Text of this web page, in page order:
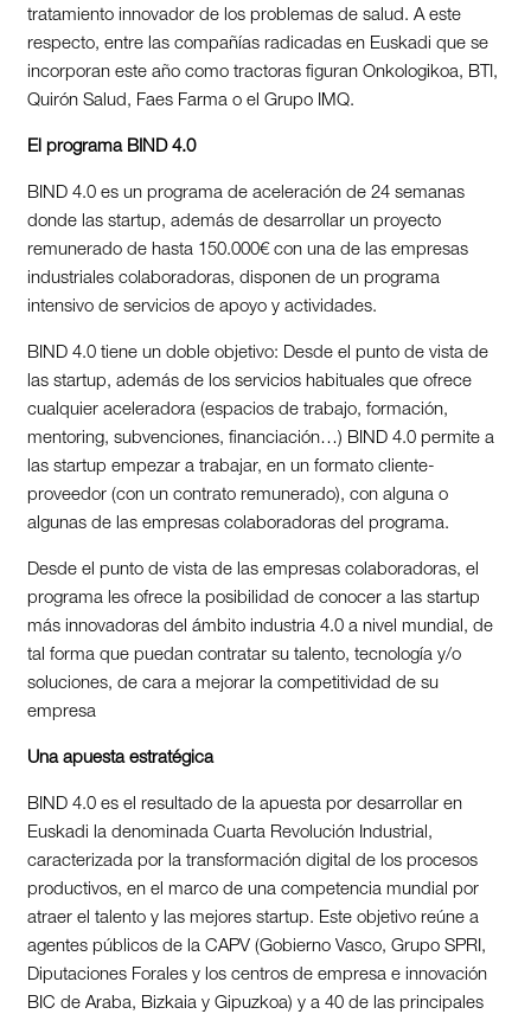
tratamiento innovador de los problemas de salud. A este
respecto, entre las compañías radicadas en Euskadi que se
incorporan este año como tractoras figuran Onkologikoa, BTI,
Quirón Salud, Faes Farma o el Grupo IMQ.
El programa BIND 4.0
BIND 4.0 es un programa de aceleración de 24 semanas
donde las startup, además de desarrollar un proyecto
remunerado de hasta 150.000€ con una de las empresas
industriales colaboradoras, disponen de un programa
intensivo de servicios de apoyo y actividades.
BIND 4.0 tiene un doble objetivo: Desde el punto de vista de
las startup, además de los servicios habituales que ofrece
cualquier aceleradora (espacios de trabajo, formación,
mentoring, subvenciones, financiación…) BIND 4.0 permite a
las startup empezar a trabajar, en un formato cliente-
proveedor (con un contrato remunerado), con alguna o
algunas de las empresas colaboradoras del programa.
Desde el punto de vista de las empresas colaboradoras, el
programa les ofrece la posibilidad de conocer a las startup
más innovadoras del ámbito industria 4.0 a nivel mundial, de
tal forma que puedan contratar su talento, tecnología y/o
soluciones, de cara a mejorar la competitividad de su
empresa
Una apuesta estratégica
BIND 4.0 es el resultado de la apuesta por desarrollar en
Euskadi la denominada Cuarta Revolución Industrial,
caracterizada por la transformación digital de los procesos
productivos, en el marco de una competencia mundial por
atraer el talento y las mejores startup. Este objetivo reúne a
agentes públicos de la CAPV (Gobierno Vasco, Grupo SPRI,
Diputaciones Forales y los centros de empresa e innovación
BIC de Araba, Bizkaia y Gipuzkoa) y a 40 de las principales